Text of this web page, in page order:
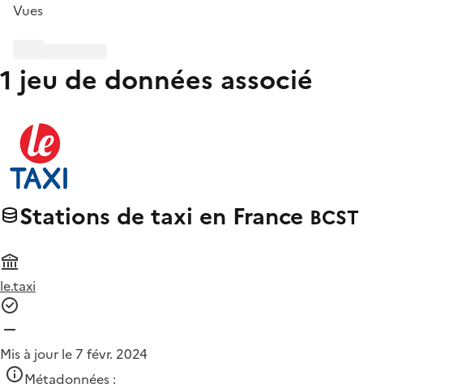
Vues
1 jeu de données associé
Stations de taxi en France BCST
le.taxi
Mis à jour le 7 févr. 2024
Métadonnées :